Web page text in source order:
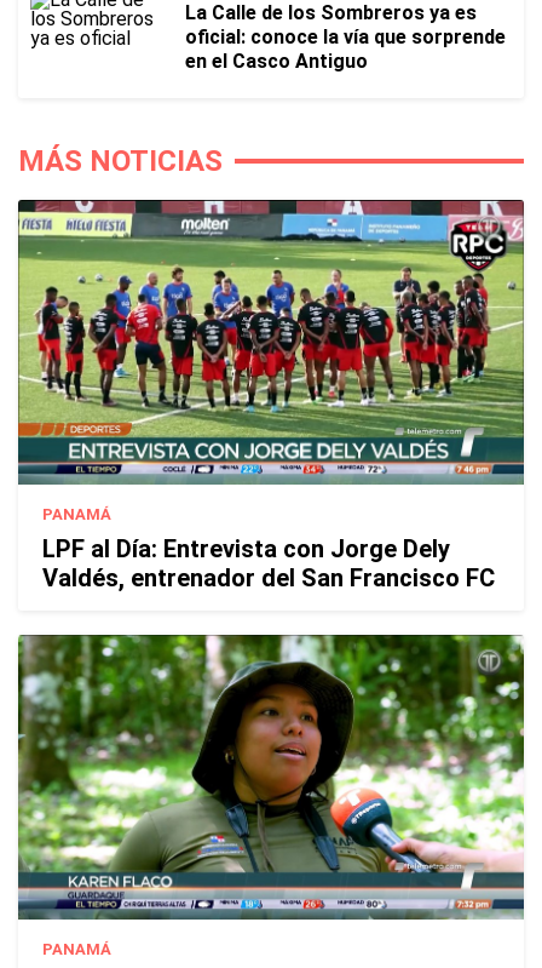
La Calle de los Sombreros ya es
oficial: conoce la vía que sorprende
en el Casco Antiguo
MÁS NOTICIAS
PANAMÁ
LPF al Día: Entrevista con Jorge Dely
Valdés, entrenador del San Francisco FC
PANAMÁ